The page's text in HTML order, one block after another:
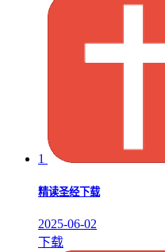
1
精读圣经下载
2025-06-02
下载